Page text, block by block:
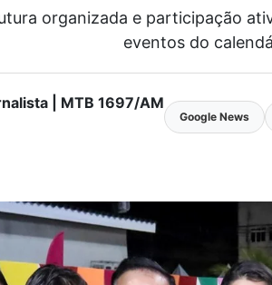
organizada e participação
eventos do
| MTB 1697/AM
Google News